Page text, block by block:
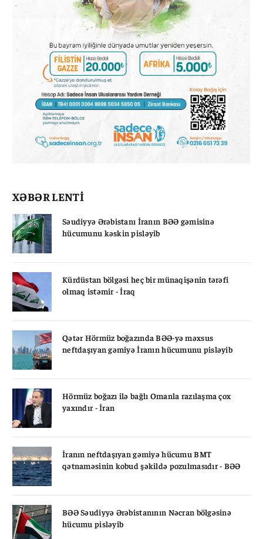
XƏBƏR LENTİ
Səudiyyə Ərəbistanı İranın BƏƏ gəmisinə
hücumunu kəskin pisləyib
Kürdüstan bölgəsi heç bir münaqişənin tərəfi
olmaq istəmir - İraq
Qətər Hörmüz boğazında BƏƏ-yə məxsus
neftdaşıyan gəmiyə İranın hücumunu pisləyib
Hörmüz boğazı ilə bağlı Omanla razılaşma çox
yaxındır - İran
İranın neftdaşıyan gəmiyə hücumu BMT
qətnaməsinin kobud şəkildə pozulmasıdır - BƏƏ
BƏƏ Səudiyyə Ərəbistanının Nəcran bölgəsinə
hücumu pisləyib